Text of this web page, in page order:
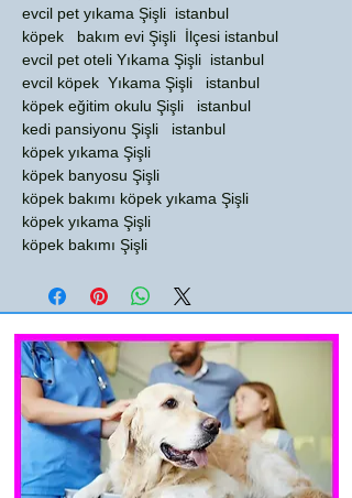
evcil pet yıkama Şişli istanbul
köpek bakım evi Şişli İlçesi istanbul
evcil pet oteli Yıkama Şişli istanbul
evcil köpek Yıkama Şişli istanbul
köpek eğitim okulu Şişli istanbul
kedi pansiyonu Şişli istanbul
köpek yıkama Şişli
köpek banyosu Şişli
köpek bakımı köpek yıkama Şişli
köpek yıkama Şişli
köpek bakımı Şişli